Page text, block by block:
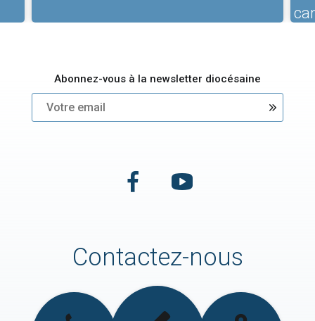
Abonnez-vous à la newsletter diocésaine
Contactez-nous